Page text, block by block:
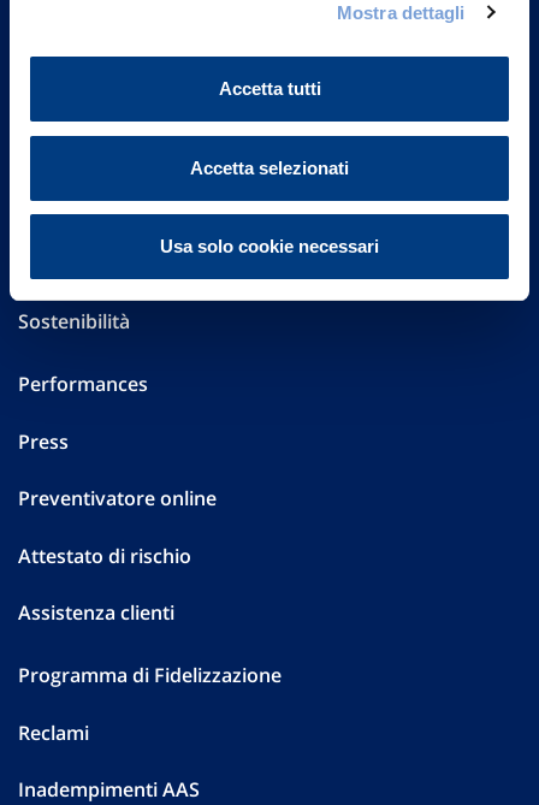
Mostra dettagli
Accetta tutti
Accetta selezionati
Usa solo cookie necessari
Investor Relations
Sostenibilità
Performances
Press
Preventivatore online
Attestato di rischio
Assistenza clienti
Programma di Fidelizzazione
Reclami
Inadempimenti AAS